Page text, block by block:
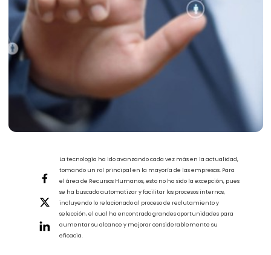
La tecnología ha ido avanzando cada vez más en la actualidad,